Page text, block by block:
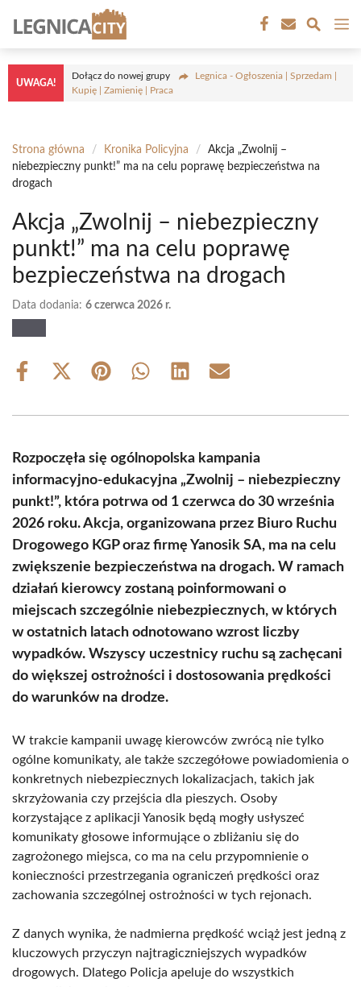
treści
UWAGA!
Dołącz do nowej grupy
Legnica - Ogłoszenia | Sprzedam |
Kupię | Zamienię | Praca
Strona główna / Kronika Policyjna /
Akcja „Zwolnij –
niebezpieczny punkt!” ma na celu poprawę bezpieczeństwa na
drogach
Akcja „Zwolnij – niebezpieczny
punkt!” ma na celu poprawę
bezpieczeństwa na drogach
Data dodania: 6 czerwca 2026 r.
Share
Share
(Twitter)
Share Share Share Share
Rozpoczęła się ogólnopolska kampania
informacyjno-edukacyjna „Zwolnij – niebezpieczny
punkt!”, która potrwa od 1 czerwca do 30 września
2026 roku. Akcja, organizowana przez Biuro Ruchu
Drogowego KGP oraz firmę Yanosik SA, ma na celu
zwiększenie bezpieczeństwa na drogach. W ramach
działań kierowcy zostaną poinformowani o
miejscach szczególnie niebezpiecznych, w których
w ostatnich latach odnotowano wzrost liczby
wypadków. Wszyscy uczestnicy ruchu są zachęcani
do większej ostrożności i dostosowania prędkości
do warunków na drodze.
W trakcie kampanii uwagę kierowców zwrócą nie tylko
ogólne komunikaty, ale także szczegółowe powiadomienia o
konkretnych niebezpiecznych lokalizacjach, takich jak
skrzyżowania czy przejścia dla pieszych. Osoby
korzystające z aplikacji Yanosik będą mogły usłyszeć
komunikaty głosowe informujące o zbliżaniu się do
zagrożonego miejsca, co ma na celu przypomnienie o
konieczności przestrzegania ograniczeń prędkości oraz
zachowania szczególnej ostrożności w tych rejonach.
Z danych wynika, że nadmierna prędkość wciąż jest jedną z
kluczowych przyczyn najtragiczniejszych wypadków
drogowych. Dlatego Policja apeluje do wszystkich